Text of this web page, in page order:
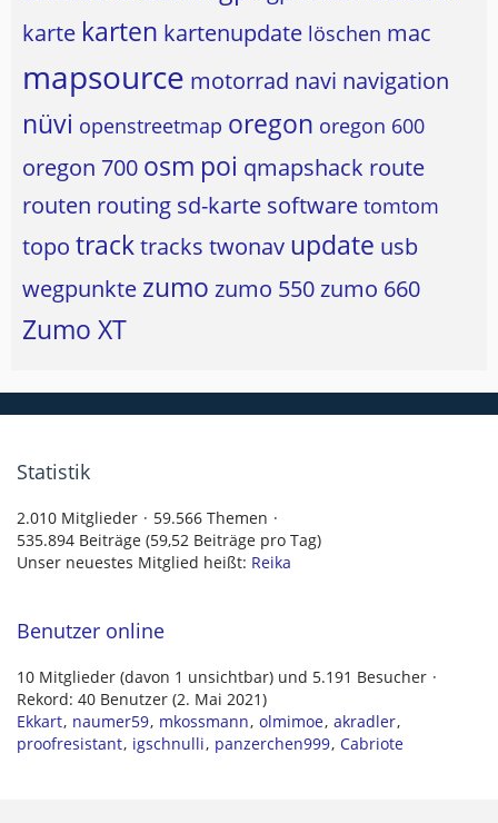
karte karten kartenupdate löschen mac
mapsource motorrad navi navigation
nüvi openstreetmap oregon oregon 600
oregon 700 osm poi qmapshack route
routen routing sd-karte software tomtom
topo tracktracks twonav update usb
wegpunkte zumo zumo 550zumo 660
Zumo XT
Statistik
2.010 Mitglieder
59.566 Themen
535.894 Beiträge (59,52 Beiträge pro Tag)
Unser neuestes Mitglied heißt: Reika
Benutzer online
10 Mitglieder (davon 1 unsichtbar) und 5.191 Besucher
Rekord: 40 Benutzer (2. Mai 2021)
Ekkart naumer59 mkossmann olmimoe akradler
proofresistant igschnulli panzerchen999 Cabriote